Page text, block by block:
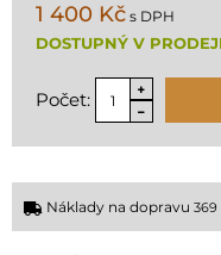
1 400 Kč s DPH
DOSTUPNÝ V
Počet:
Náklady na dopravu 369